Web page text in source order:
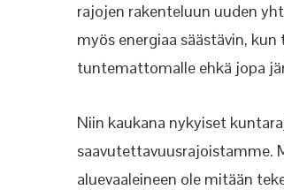
rajojen rakenteluun uuden
myös energiaa säästävin,
tuntemattomalle ehkä jopa
Niin kaukana nykyiset
saavutettavuusrajoistamme.
aluevaaleineen ole mitään